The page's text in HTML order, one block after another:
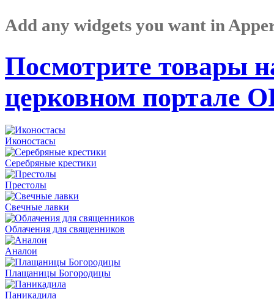
Add any widgets you want in
Посмотрите товары
церковном портале
Иконостасы
Серебряные крестики
Престолы
Свечные лавки
Облачения для священников
Аналои
Плащаницы Богородицы
Паникадила